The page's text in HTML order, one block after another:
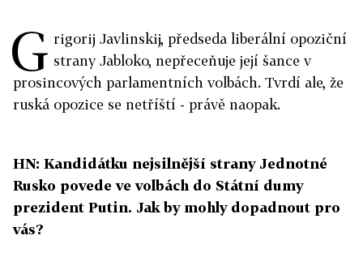
G rigorij Javlinskij, předseda liberální opoziční
strany Jabloko, nepřeceňuje její šance v
prosincových parlamentních volbách. Tvrdí ale, že
ruská opozice se netříští - právě naopak.
HN: Kandidátku nejsilnější strany Jednotné
Rusko povede ve volbách do Státní dumy
prezident Putin. Jak by mohly dopadnout pro
vás?